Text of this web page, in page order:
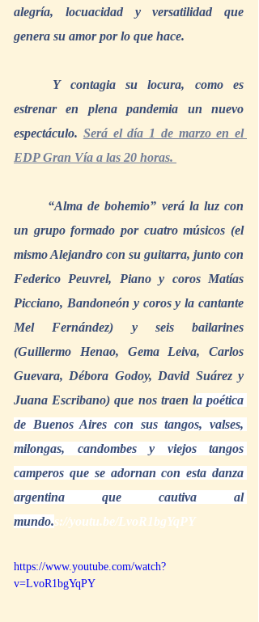
alegría, locuacidad y versatilidad que
genera su amor por lo que hace.
Y contagia su locura, como es
estrenar en plena pandemia un nuevo
espectáculo. Será el día 1 de marzo en el
EDP Gran Vía a las 20 horas.
“Alma de bohemio” verá la luz con
un grupo formado por cuatro músicos (el
mismo Alejandro con su guitarra, junto con
Federico Peuvrel, Piano y coros Matías
Picciano, Bandoneón y coros y la cantante
Mel Fernández) y seis bailarines
(Guillermo Henao, Gema Leiva, Carlos
Guevara, Débora Godoy, David Suárez y
Juana Escribano) que nos traen la poética
de Buenos Aires con sus tangos, valses,
milongas, candombes y viejos tangos
camperos que se adornan con esta danza
argentina que cautiva al
mundo.s://youtu.be/LvoR1bgYqPY
https://www.youtube.com/watch?
v=LvoR1bgYqPY